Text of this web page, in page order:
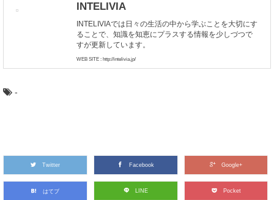
INTELIVIA
INTELIVIAでは日々の生活の中から学ぶことを大切にす
ることで、知識を知恵にプラスする情報を少しづつで
すが更新しています。
WEB SITE : http://intelivia.jp/
-
Twitter Facebook Google+
はてブ LINE Pocket